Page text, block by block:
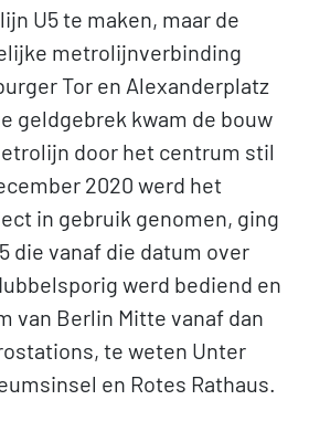
U5 te maken, maar de
metrolijnverbinding
Tor en Alexanderplatz
geldgebrek kwam de bouw
door het centrum stil
2020 werd het
in gebruik genomen, ging
die vanaf die datum over
werd bediend en
van Berlin Mitte vanaf dan
te weten Unter
en Rotes Rathaus.